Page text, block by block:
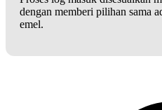
dengan memberi pilihan sama
emel.